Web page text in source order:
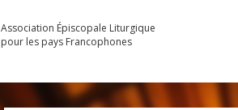
Association Épiscopale Liturgique
pour les pays Francophones